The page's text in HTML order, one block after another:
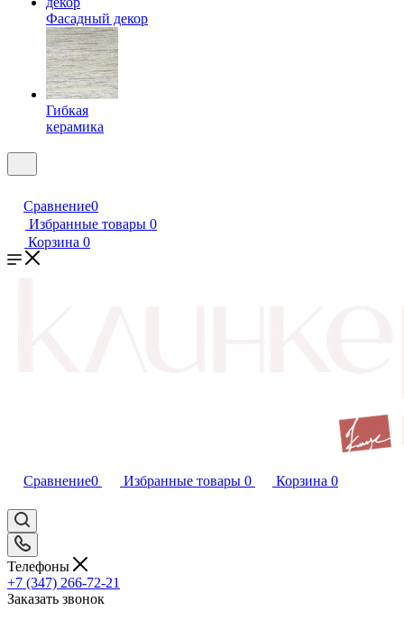
Фасадный декор
Гибкая
керамика
Сравнение0
Избранные товары 0
Корзина 0
Сравнение0 Избранные товары 0 Корзина 0
Телефоны
+7 (347) 266-72-21
Заказать звонок